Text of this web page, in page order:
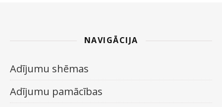
NAVIGĀCIJA
Adījumu shēmas
Adījumu pamācības